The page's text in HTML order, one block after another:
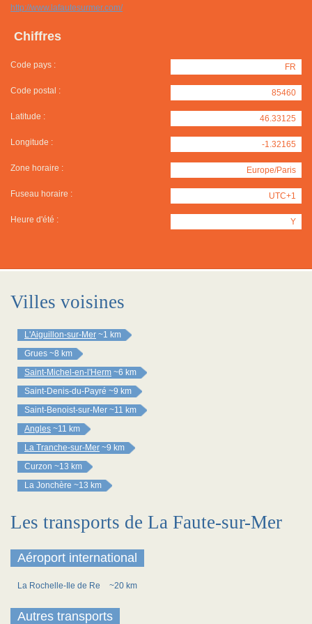
http://www.lafautesurmer.com/
Chiffres
Code pays : FR
Code postal : 85460
Latitude : 46.33125
Longitude : -1.32165
Zone horaire : Europe/Paris
Fuseau horaire : UTC+1
Heure d'été : Y
Villes voisines
L'Aiguillon-sur-Mer ~1 km
Grues ~8 km
Saint-Michel-en-l'Herm ~6 km
Saint-Denis-du-Payré ~9 km
Saint-Benoist-sur-Mer ~11 km
Angles ~11 km
La Tranche-sur-Mer ~9 km
Curzon ~13 km
La Jonchère ~13 km
Les transports de La Faute-sur-Mer
Aéroport international
La Rochelle-Ile de Re ~20 km
Autres transports